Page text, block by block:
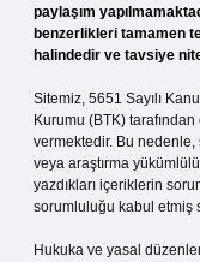
paylaşım
benzerlikleri tamamen
halindedir ve tavsiye
Sitemiz, 5651 Sayılı
Kurumu (BTK)
vermektedir. Bu
veya araştırma
yazdıkları içeriklerin
sorumluluğu kabul etmiş
Hukuka ve yasal